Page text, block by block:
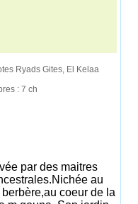
Ryads Gites, El Kelaa
: 7 ch
par des maitres
au
coeur de la